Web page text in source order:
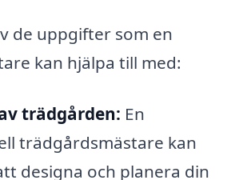
de uppgifter som en
kan hjälpa till med:
trädgården: En
trädgårdsmästare kan
designa och planera din